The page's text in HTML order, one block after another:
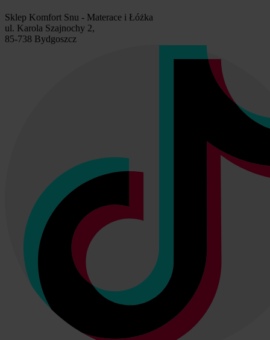
Sklep Komfort Snu - Materace i Łóżka
ul. Karola Szajnochy 2,
85-738 Bydgoszcz